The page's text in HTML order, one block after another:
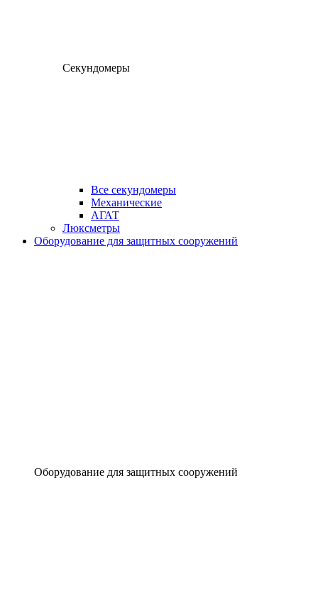
Секундомеры
Все секундомеры
Механические
АГАТ
Люксметры
Оборудование для защитных сооружений
Оборудование для защитных сооружений